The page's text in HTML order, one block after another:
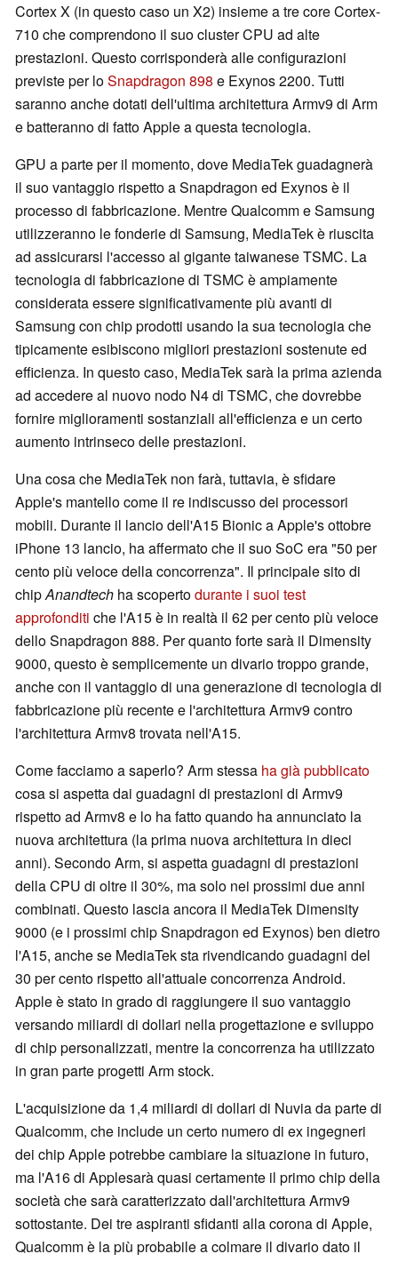
Cortex X (in questo caso un X2) insieme a tre core Cortex-
710 che comprendono il suo cluster CPU ad alte
prestazioni. Questo corrisponderà alle configurazioni
previste per loSnapdragon 898 e Exynos 2200. Tutti
saranno anche dotati dell'ultima architettura Armv9 di Arm
e batteranno di fatto Apple a questa tecnologia.
GPU a parte per il momento, dove MediaTek guadagnerà
il suo vantaggio rispetto a Snapdragon ed Exynos è il
processo di fabbricazione. Mentre Qualcomm e Samsung
utilizzeranno le fonderie di Samsung, MediaTek è riuscita
ad assicurarsi l'accesso al gigante taiwanese TSMC. La
tecnologia di fabbricazione di TSMC è ampiamente
considerata essere significativamente più avanti di
Samsung con chip prodotti usando la sua tecnologia che
tipicamente esibiscono migliori prestazioni sostenute ed
efficienza. In questo caso, MediaTek sarà la prima azienda
ad accedere al nuovo nodo N4 di TSMC, che dovrebbe
fornire miglioramenti sostanziali all'efficienza e un certo
aumento intrinseco delle prestazioni.
Una cosa che MediaTek non farà, tuttavia, è sfidare
Apple's mantello come il re indiscusso dei processori
mobili. Durante il lancio dell'A15 Bionic a Apple's ottobre
iPhone 13 lancio, ha affermato che il suo SoC era "50 per
cento più veloce della concorrenza". Il principale sito di
chipAnandtech ha scopertodurante i suoi test
approfonditi che l'A15 è in realtà il 62 per cento più veloce
dello Snapdragon 888. Per quanto forte sarà il Dimensity
9000, questo è semplicemente un divario troppo grande,
anche con il vantaggio di una generazione di tecnologia di
fabbricazione più recente e l'architettura Armv9 contro
l'architettura Armv8 trovata nell'A15.
Come facciamo a saperlo? Arm stessa ha già pubblicato
cosa si aspetta dai guadagni di prestazioni di Armv9
rispetto ad Armv8 e lo ha fatto quando ha annunciato la
nuova architettura (la prima nuova architettura in dieci
anni). Secondo Arm, si aspetta guadagni di prestazioni
della CPU di oltre il 30%, ma solo nei prossimi due anni
combinati. Questo lascia ancora il MediaTek Dimensity
9000 (e i prossimi chip Snapdragon ed Exynos) ben dietro
l'A15, anche se MediaTek sta rivendicando guadagni del
30 per cento rispetto all'attuale concorrenza Android.
Apple è stato in grado di raggiungere il suo vantaggio
versando miliardi di dollari nella progettazione e sviluppo
di chip personalizzati, mentre la concorrenza ha utilizzato
in gran parte progetti Arm stock.
L'acquisizione da 1,4 miliardi di dollari di Nuvia da parte di
Qualcomm, che include un certo numero di ex ingegneri
dei chip Apple potrebbe cambiare la situazione in futuro,
ma l'A16 di Applesarà quasi certamente il primo chip della
società che sarà caratterizzato dall'architettura Armv9
sottostante. Dei tre aspiranti sfidanti alla corona di Apple,
Qualcomm è la più probabile a colmare il divario dato il